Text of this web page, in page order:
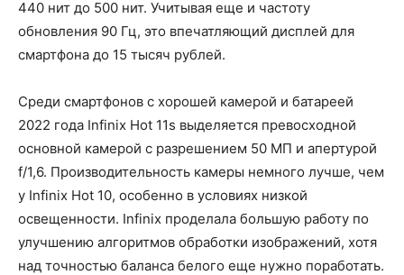
440 нит до 500 нит. Учитывая еще и частоту
обновления 90 Гц, это впечатляющий дисплей для
смартфона до 15 тысяч рублей.
Среди смартфонов с хорошей камерой и батареей
2022 года Infinix Hot 11s выделяется превосходной
основной камерой с разрешением 50 МП и апертурой
f/1,6. Производительность камеры немного лучше, чем
у Infinix Hot 10, особенно в условиях низкой
освещенности. Infinix проделала большую работу по
улучшению алгоритмов обработки изображений, хотя
над точностью баланса белого еще нужно поработать.